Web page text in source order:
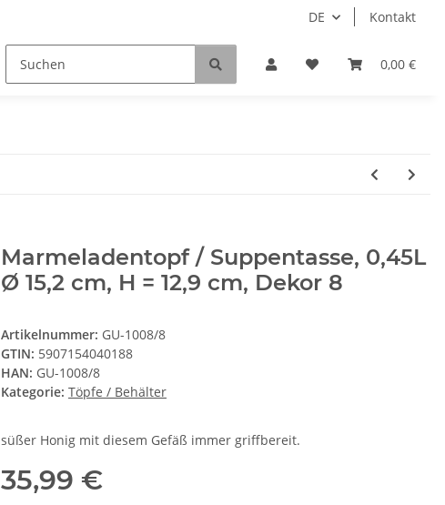
DE Kontakt
0,00 €
Marmeladentopf / Suppentasse, 0,45L
Ø 15,2 cm, H = 12,9 cm, Dekor 8
Artikelnummer: GU-1008/8
GTIN: 5907154040188
HAN: GU-1008/8
Kategorie: Töpfe / Behälter
süßer Honig mit diesem Gefäß immer griffbereit.
35,99 €